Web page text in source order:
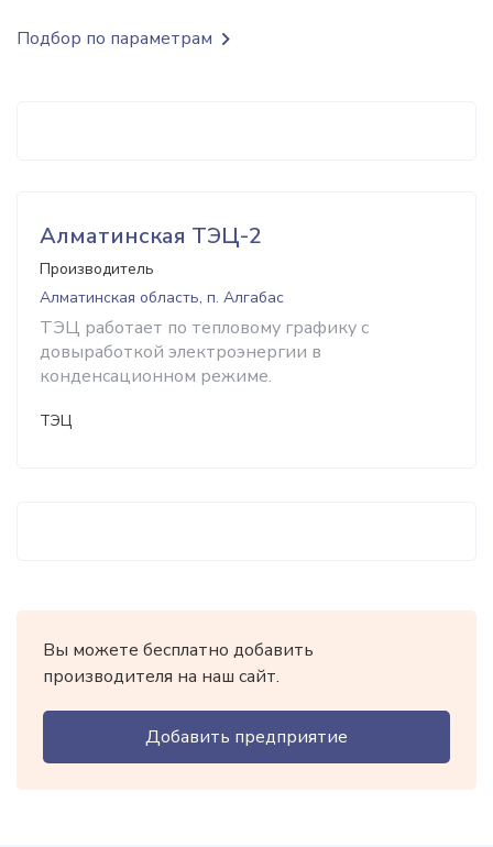
Алматинская ТЭЦ-2
Производитель
Алматинская область, п. Алгабас
ТЭЦ работает по тепловому графику с
довыработкой электроэнергии в
конденсационном режиме.
ТЭЦ
Вы можете бесплатно добавить
производителя на наш сайт.
Добавить предприятие
Подбор по параметрам